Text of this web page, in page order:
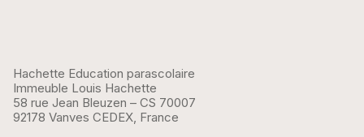
Hachette Education parascolaire
Immeuble Louis Hachette
58 rue Jean Bleuzen – CS 70007
92178 Vanves CEDEX, France